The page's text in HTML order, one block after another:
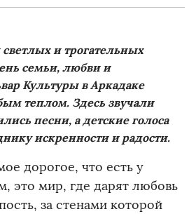
и трогательных
семьи, любви и
Культуры в Аркадаке
теплом. Здесь звучали
песни, а детские голоса
искренности и радости.
дорогое, что есть у
это мир, где дарят любовь
за стенами которой